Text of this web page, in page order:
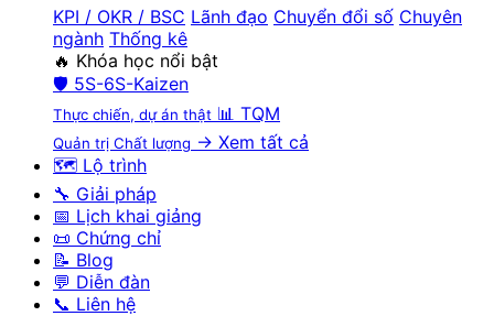
KPI / OKR / BSC Lãnh đạo Chuyển đổi số Chuyên
ngành Thống kê
🔥 Khóa học nổi bật
🛡️ 5S-6S-Kaizen
Thực chiến, dự án thật 📊 TQM
Quản trị Chất lượng → Xem tất cả
🗺️ Lộ trình
🔧 Giải pháp
📅 Lịch khai giảng
📜 Chứng chỉ
📝 Blog
💬 Diễn đàn
📞 Liên hệ